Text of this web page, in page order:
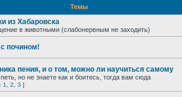
Темы
из Хабаровска
в животными (слабонервным не заходить)
почином!
пения, и о том, можно ли научиться самому
но не знаете как и боитесь, тогда вам сюда
1 2 3 ]